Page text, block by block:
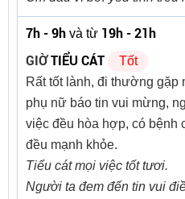
7h - 9h và từ 19h - 21h
GIỜTIỂU CÁT
Tốt
Rất tốt lành, đi thường gặp
phụ nữ báo tin vui mừng,
việc đều hòa hợp, có bệnh
đều mạnh khỏe.
Tiểu cát mọi việc tốt tươi.
Người ta đem đến tin vui